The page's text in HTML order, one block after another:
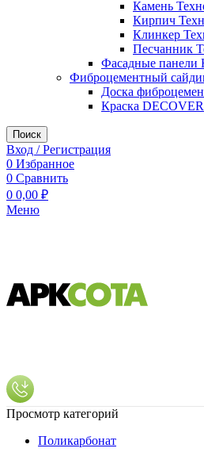
Камень
Кирпич
Клинкер
Песчанник
Фасадные панели
Фиброцементный
Доска
Краска DECOVER
Поиск
Вход / Регистрация
0 Избранное
0 Сравнить
0 0,00 ₽
Меню
Просмотр категорий
Поликарбонат